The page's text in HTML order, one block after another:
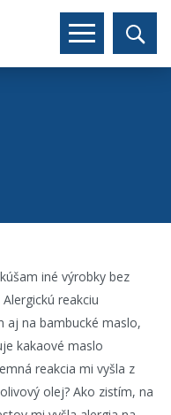
iné výrobky bez
reakciu
aj na bambucké maslo,
kakaové maslo
reakcia mi vyšla z
olej? Ako zistím, na